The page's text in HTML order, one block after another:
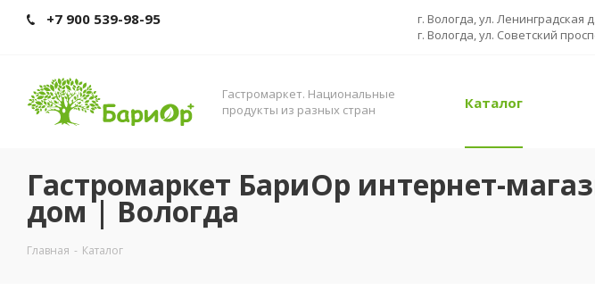
+7 900 539-98-95
г. Вологда, ул. Ленинградская
г. Вологда, ул. Советский
Гастромаркет. Нациoнальные
прoдукты из разных стран
Каталог
Гастромаркет БариОр интернет-
дом | Вологда
Главная - Каталог